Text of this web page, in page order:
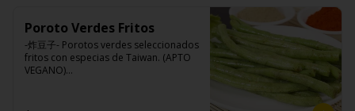
Poroto Verdes Fritos
-炸豆子- Porotos verdes seleccionados
fritos con especias de Taiwan. (APTO
VEGANO)